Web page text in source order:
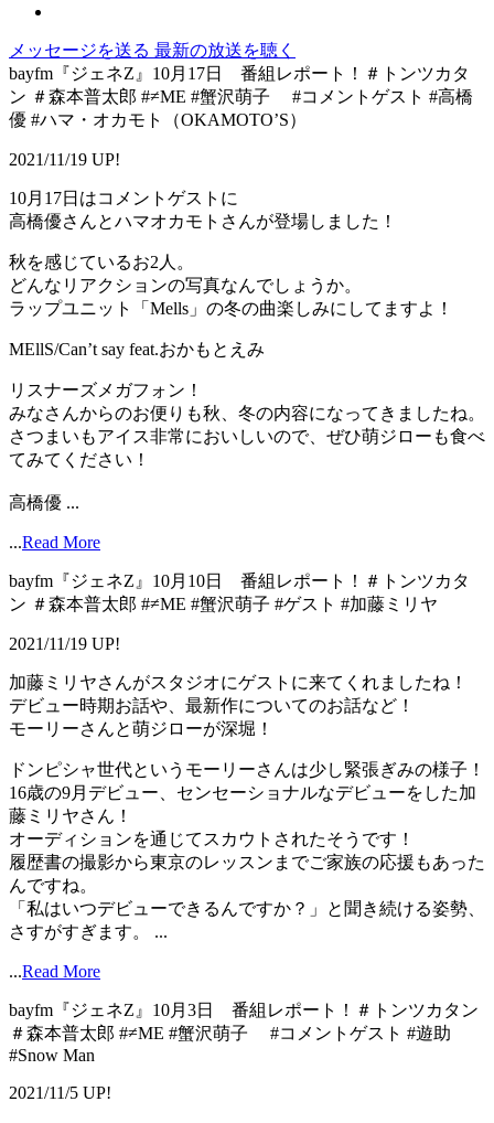
メッセージを送る 最新の放送を聴く
bayfm『ジェネZ』10月17日 番組レポート！＃トンツカタ
ン ＃森本普太郎 #≠ME #蟹沢萌子 #コメントゲスト #高橋
優 #ハマ・オカモト（OKAMOTO’S）
2021/11/19 UP!
10月17日はコメントゲストに
高橋優さんとハマオカモトさんが登場しました！
秋を感じているお2人。
どんなリアクションの写真なんでしょうか。
ラップユニット「Mells」の冬の曲楽しみにしてますよ！
MEllS/Can’t say feat.おかもとえみ
リスナーズメガフォン！
みなさんからのお便りも秋、冬の内容になってきましたね。
さつまいもアイス非常においしいので、ぜひ萌ジローも食べ
てみてください！
高橋優 ...
...Read More
bayfm『ジェネZ』10月10日 番組レポート！＃トンツカタ
ン ＃森本普太郎 #≠ME #蟹沢萌子 #ゲスト #加藤ミリヤ
2021/11/19 UP!
加藤ミリヤさんがスタジオにゲストに来てくれましたね！
デビュー時期お話や、最新作についてのお話など！
モーリーさんと萌ジローが深堀！
ドンピシャ世代というモーリーさんは少し緊張ぎみの様子！
16歳の9月デビュー、センセーショナルなデビューをした加
藤ミリヤさん！
オーディションを通じてスカウトされたそうです！
履歴書の撮影から東京のレッスンまでご家族の応援もあった
んですね。
「私はいつデビューできるんですか？」と聞き続ける姿勢、
さすがすぎます。 ...
...Read More
bayfm『ジェネZ』10月3日 番組レポート！＃トンツカタン
＃森本普太郎 #≠ME #蟹沢萌子 #コメントゲスト #遊助
#Snow Man
2021/11/5 UP!